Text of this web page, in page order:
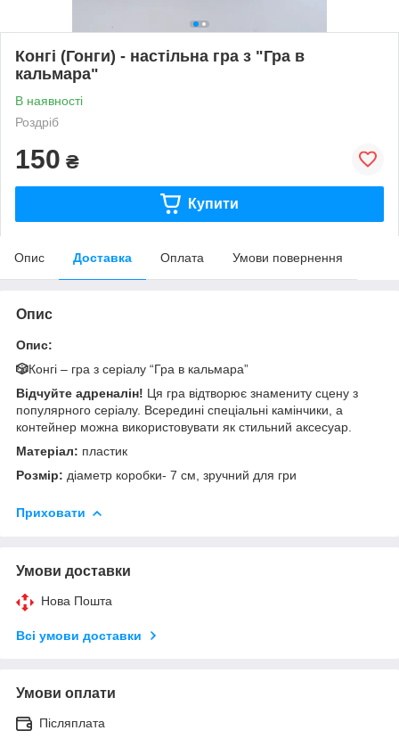
Конгі (Гонги) - настільна гра з "Гра в
кальмара"
В наявності
Роздріб
150 ₴
Купити
Опис Доставка Оплата Умови повернення
Опис
Опис:
🎲Конгі – гра з серіалу “Гра в кальмара”
Відчуйте адреналін! Ця гра відтворює знамениту сцену з
популярного серіалу. Всередині спеціальні камінчики, а
контейнер можна використовувати як стильний аксесуар.
Матеріал: пластик
Розмір: діаметр коробки- 7 см, зручний для гри
Приховати
Умови доставки
Нова Пошта
Всі умови доставки
Умови оплати
Післяплата